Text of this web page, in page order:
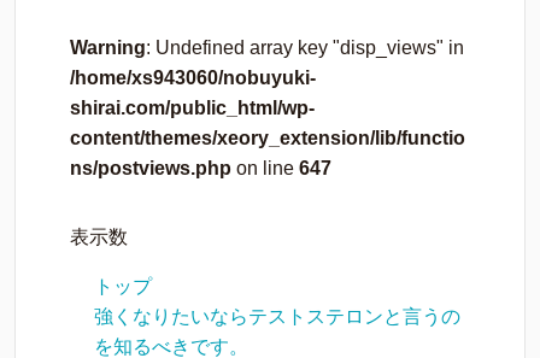
Warning: Undefined array key "disp_views" in
/home/xs943060/nobuyuki-
shirai.com/public_html/wp-
content/themes/xeory_extension/lib/functio
ns/postviews.php on line 647
表示数
トップ
強くなりたいならテストステロンと言うの
を知るべきです。